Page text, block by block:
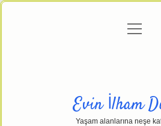
Gizlilik Politikası
menüyü
Evin İlham
Yaşam alanlarına neşe